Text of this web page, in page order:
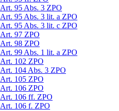
Art. 95 Abs. 3 ZPO
Art. 95 Abs. 3 lit. a ZPO
Art. 95 Abs. 3 lit. c ZPO
Art. 97 ZPO
Art. 98 ZPO
Art. 99 Abs. 1 lit. a ZPO
Art. 102 ZPO
Art. 104 Abs. 3 ZPO
Art. 105 ZPO
Art. 106 ZPO
Art. 106 ff. ZPO
Art. 106 f. ZPO